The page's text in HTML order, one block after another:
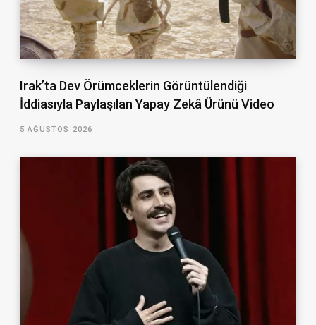
Irak’ta Dev Örümceklerin Görüntülendiği
İddiasıyla Paylaşılan Yapay Zekâ Ürünü Video
5 AĞUSTOS 2026